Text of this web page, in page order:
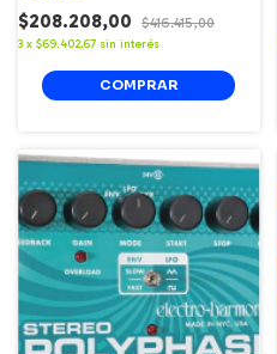
$208.208,00 $416.415,00
3 x $69.402,67 sin interés